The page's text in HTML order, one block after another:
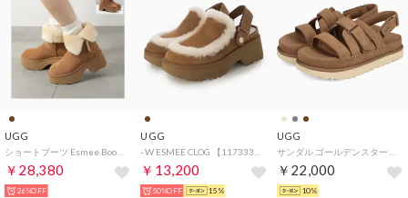
UGG
￥28,380
26%OFF
UGG
￥13,200
50%OFF 15%
UGG
￥22,000
10%